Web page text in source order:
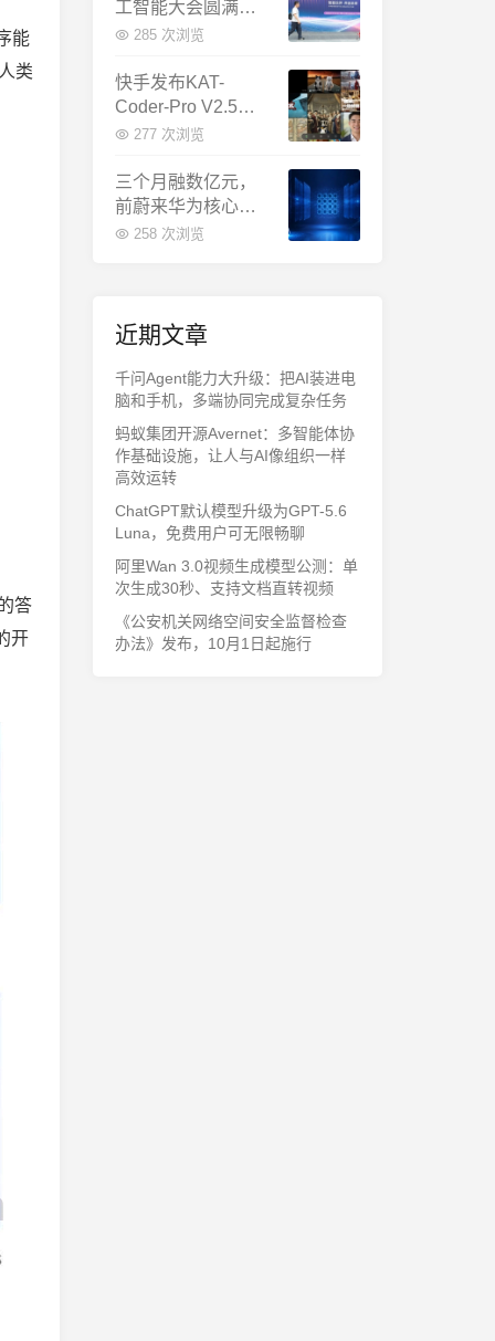
能
类
答
开
工智能大会圆满闭
幕：多项重磅成果
球AI合作新中心
285 次浏览
快手发布KAT-
Coder-Pro V2.5：
首个能端到端跑通
编程模型
277 次浏览
三个月融数亿元，
前蔚来华为核心成
员联手创立日冕开
258 次浏览
近期文章
千问Agent能力大升级：把AI装进电
脑和手机，多端协同完成复杂任务
蚂蚁集团开源Avernet：多智能体协
作基础设施，让人与AI像组织一样
高效运转
ChatGPT默认模型升级为GPT-5.6
Luna，免费用户可无限畅聊
阿里Wan 3.0视频生成模型公测：单
次生成30秒、支持文档直转视频
《公安机关网络空间安全监督检查
办法》发布，10月1日起施行